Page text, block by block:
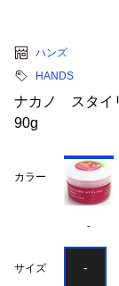
ハンズ
HANDS
ナカノ スタ
90g
カラー
-
サイズ -